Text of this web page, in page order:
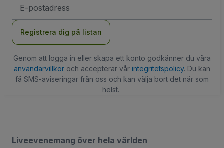
postadress
Registrera dig på listan
Genom att logga in eller skapa ett konto godkänner du våra
användarvillkoroch accepterar vår integritetspolicy. Du kan
få SMS-aviseringar från oss och kan välja bort det när som
helst.
Liveevenemang över hela världen